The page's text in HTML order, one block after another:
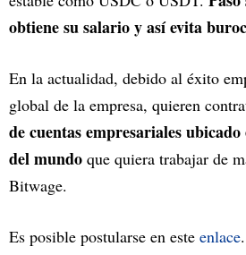
obtiene su salario y así evita
En la actualidad, debido al éxito
global de la empresa, quieren
de cuentas empresariales
del mundo que quiera trabajar de
Bitwage.
Es posible postularse en este enlace.